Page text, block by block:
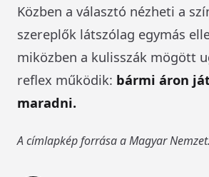
Közben a választó nézheti a
szereplők látszólag egymás
miközben a kulisszák mögött
reflex működik: bármi áron
maradni.
A címlapkép forrása a Magyar Nemzet.